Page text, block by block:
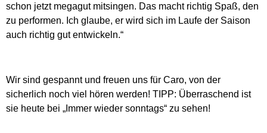
schon jetzt megagut mitsingen. Das macht richtig Spaß, den
zu performen. Ich glaube, er wird sich im Laufe der Saison
auch richtig gut entwickeln.“
Wir sind gespannt und freuen uns für Caro, von der
sicherlich noch viel hören werden! TIPP: Überraschend ist
sie heute bei „Immer wieder sonntags“ zu sehen!